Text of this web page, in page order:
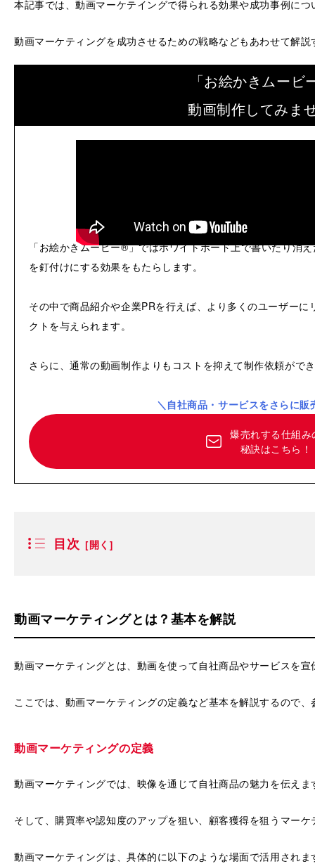
本記事では、動画マーケテイングで得られる効果や成功事例に
動画マーケティングを成功させるための戦略などもあわせて解
「お絵かきムービ
動画制作してみま
「お絵かきムービー®」ではホワイトボード上で書いたり消
を釘付けにする効果をもたらします。
その中で商品紹介や企業PRを行えば、より多くのユーザー
クトを与えられます。
さらに、通常の動画制作よりもコストを抑えて制作依頼がで
＼自社商品・サービスをさらに販
爆売れする仕組み
秘訣はこちら！
目次
動画マーケティングとは？基本を解説
動画マーケティングとは、動画を使って自社商品やサービスを
ここでは、動画マーケティングの定義など基本を解説するので
動画マーケティングの定義
動画マーケティングでは、映像を通じて自社商品の魅力を伝えま
そして、購買率や認知度のアップを狙い、顧客獲得を狙うマー
動画マーケティングは、具体的に以下のような場面で活用されま